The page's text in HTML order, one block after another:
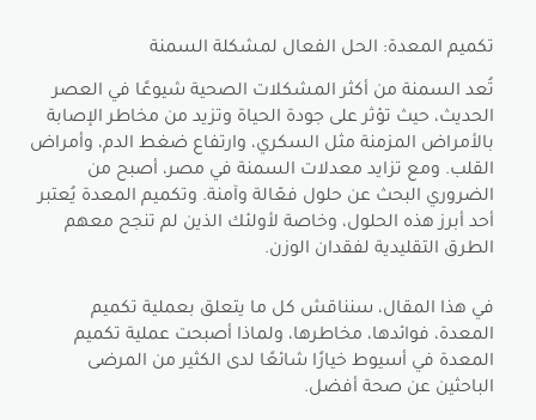
تكميم المعدة: الحل الفعال لمشكلة السمنة
تُعد السمنة من أكثر المشكلات الصحية شيوعًا في العصر
الحديث، حيث تؤثر على جودة الحياة وتزيد من مخاطر الإصابة
بالأمراض المزمنة مثل السكري، وارتفاع ضغط الدم، وأمراض
القلب. ومع تزايد معدلات السمنة في مصر، أصبح من
الضروري البحث عن حلول فعّالة وآمنة. وتكميم المعدة يُعتبر
أحد أبرز هذه الحلول، وخاصة لأولئك الذين لم تنجح معهم
الطرق التقليدية لفقدان الوزن.
في هذا المقال، سنناقش كل ما يتعلق بعملية تكميم
المعدة، فوائدها، مخاطرها، ولماذا أصبحت عملية تكميم
المعدة في أسيوط خيارًا شائعًا لدى الكثير من المرضى
الباحثين عن صحة أفضل.